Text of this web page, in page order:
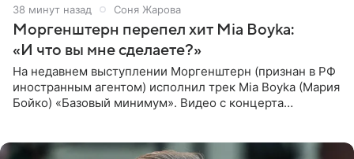
38 минут назад Соня Жарова
Моргенштерн перепел хит Mia Boyka:
«И что вы мне сделаете?»
На недавнем выступлении Моргенштерн (признан в РФ
иностранным агентом) исполнил трек Mia Boyka (Мария
Бойко) «Базовый минимум». Видео с концерта